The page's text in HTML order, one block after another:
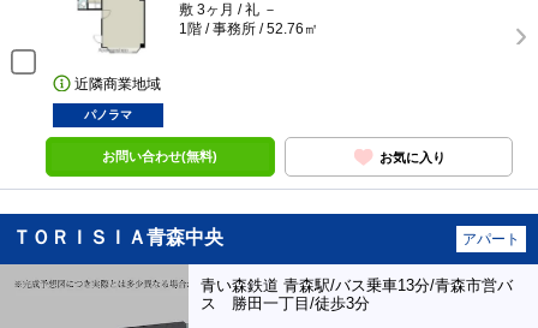
敷 3ヶ月 / 礼 －
1階 / 事務所 / 52.76㎡
近隣商業地域
パノラマ
お問い合わせ(無料) お気に入り
ＴＯＲＩＳＩＡ青森中央 アパート
青い森鉄道 青森駅/バス乗車13分/青森市営バ
ス 勝田一丁目/徒歩3分